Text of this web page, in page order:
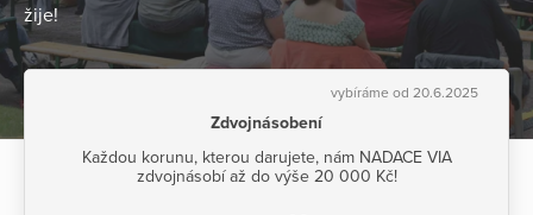
žije!
vybíráme od 20.6.2025
Zdvojnásobení
Každou korunu, kterou darujete, nám NADACE VIA
zdvojnásobí až do výše 20 000 Kč!